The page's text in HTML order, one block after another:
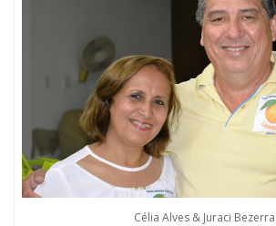
Célia Alves & Juraci Bezerra